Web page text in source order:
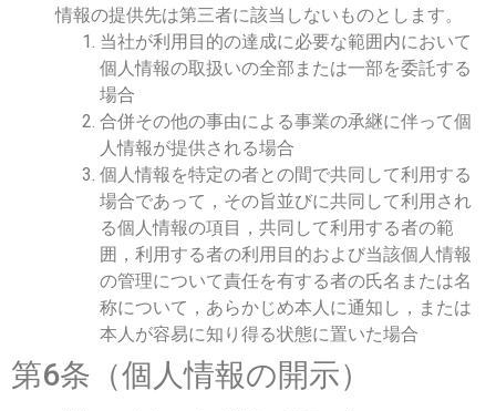
情報の提供先は第三者に該当しないものとします。
当社が利用目的の達成に必要な範囲内において
個人情報の取扱いの全部または一部を委託する
場合
合併その他の事由による事業の承継に伴って個
人情報が提供される場合
個人情報を特定の者との間で共同して利用する
場合であって，その旨並びに共同して利用され
る個人情報の項目，共同して利用する者の範
囲，利用する者の利用目的および当該個人情報
の管理について責任を有する者の氏名または名
称について，あらかじめ本人に通知し，または
本人が容易に知り得る状態に置いた場合
第6条（個人情報の開示）